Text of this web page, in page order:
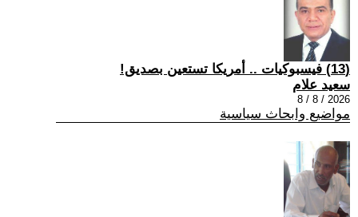
(13) فيسبوكيات .. أمريكا تستعين بصديق!
سعيد علام
2026 / 8 / 8
مواضيع وابحاث سياسية